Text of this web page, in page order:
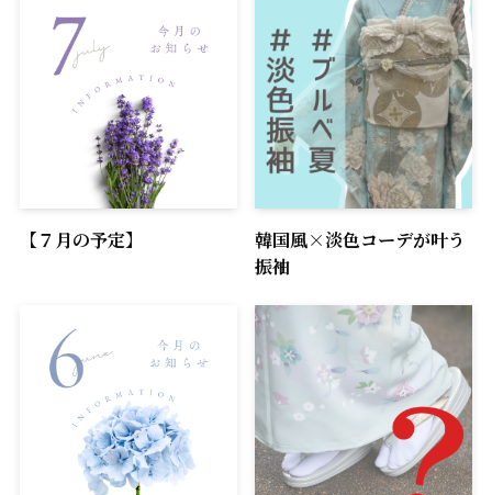
【７月の予定】
韓国風×淡色コーデが叶う
振袖